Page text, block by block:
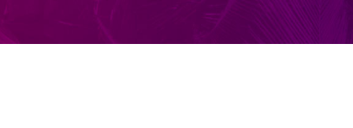
központtól. A létestményben nagy hangsúlyt fektetnek a